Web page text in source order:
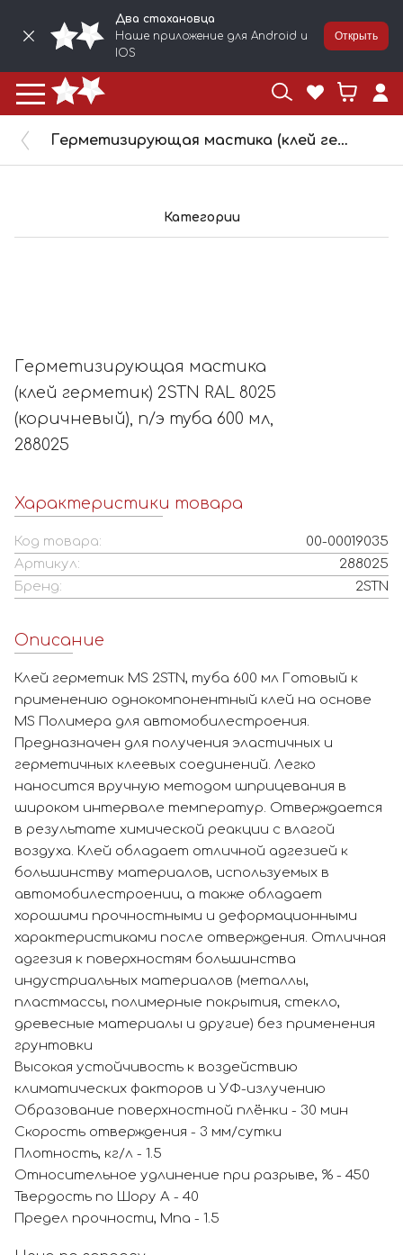
Два стахановца
Наше приложение для Android и
IOS
Открыть
Герметизирующая мастика (клей герметик) 2STN RAL 8025 (коричневый), п/э туба 600 мл, 288025
Категории
Герметизирующая мастика
(клей герметик) 2STN RAL 8025
(коричневый), п/э туба 600 мл,
288025
Характеристики товара
Код товара:
00-00019035
Артикул:
288025
Бренд:
2STN
Описание
Клей герметик MS 2STN, туба 600 мл Готовый к
применению однокомпонентный клей на основе
MS Полимера для автомобилестроения.
Предназначен для получения эластичных и
герметичных клеевых соединений. Легко
наносится вручную методом шприцевания в
широком интервале температур. Отверждается
в результате химической реакции с влагой
воздуха. Клей обладает отличной адгезией к
большинству материалов, используемых в
автомобилестроении, а также обладает
хорошими прочностными и деформационными
характеристиками после отверждения. Отличная
адгезия к поверхностям большинства
индустриальных материалов (металлы,
пластмассы, полимерные покрытия, стекло,
древесные материалы и другие) без применения
грунтовки
Высокая устойчивость к воздействию
климатических факторов и УФ-излучению
Образование поверхностной плёнки - 30 мин
Скорость отверждения - 3 мм/сутки
Плотность, кг/л - 1.5
Относительное удлинение при разрыве, % - 450
Твердость по Шору А - 40
Предел прочности, Мпа - 1.5